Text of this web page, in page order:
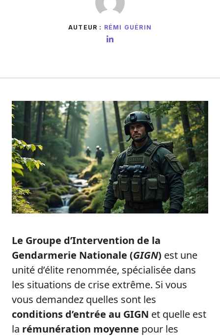
AUTEUR : RÉMI GUÉRIN
Le Groupe d’Intervention de la
Gendarmerie Nationale (GIGN) est une
unité d’élite renommée, spécialisée dans
les situations de crise extrême. Si vous
vous demandez quelles sont les
conditions d’entrée au GIGN et quelle est
la rémunération moyenne pour les